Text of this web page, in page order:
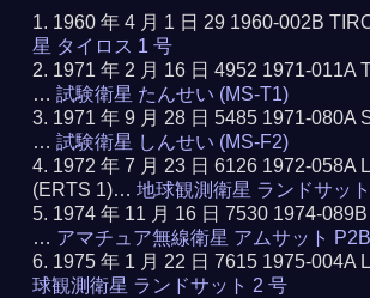
1960 年 4 月 1 日 29 1960-002B
星 タイロス 1 号
1971 年 2 月 16 日 4952 1971-011A
…試験衛星 たんせい (MS-T1)
1971 年 9 月 28 日 5485 1971-080A
…試験衛星 しんせい (MS-F2)
1972 年 7 月 23 日 6126 1972-058A
(ERTS 1)…地球観測衛星 ランドサッ
1974 年 11 月 16 日 7530 1974-
… アマチュア無線衛星 アムサット
1975 年 1 月 22 日 7615 1975-
球観測衛星 ランドサット 2 号